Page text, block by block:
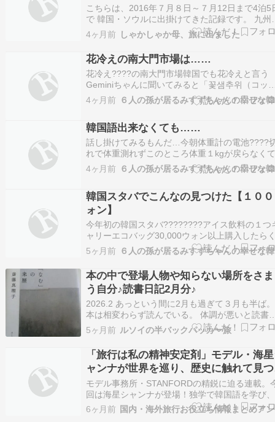
こちらは、2016年７月８日～７月12日まで4泊5
で 韓国・ソウルに出掛けてきた記録です。 九州
佐賀国際空港さまよりお声がけいただき、 佐賀
際空港を利用しての韓国旅でした。今となって
とても懐かしい旅記録ですが、何らかの参考に
ば嬉しいです❤… … … … … お昼を…
4ヶ月前 しゃかしゃか母、旅に出ました
花冷えの南大門市場は……
花冷え????の南大門市場韓国でも花冷えと言う
Geminiちゃんに聞いてみると「꽃샘추위（コッ
ムチュウィ）」**と言います。韓国語の単語を分
すると、ニュアンスがもっと分かりやすくなり
（「샘나다」の「샘」）• 추위（チ…
4ヶ月前
韓国語出来なくても……
話し掛けてみるもんだ…今朝体重計の電池????
れで体重測れずこのところ体重１kgが戻らなく
はり小麦粉は敵面ダイエットしたい人は花粉症
にも【小麦粉抜き】推すよ〰️( ,,ÒωÓ,, )ｵｽｯ体重
スチックケースで見にくい番号…
4ヶ月前
韓国スタバでこんなの見つけた【１０
ォン】
今年初の韓国スタバ????????アイス飲料の１つ
ャリーエコバッグ30,000ウォン以上購入したら
るらしい…ポスターなので布地なのかは不明ケ
美味しそう【いちご抹茶ケーキ】韓国語では柔
いいちご抹茶ケーキって書いて有る韓国スタバ
春????の物販品猫好きにはたまらない♡…
5ヶ月前
本の中で登場人物や知らない場所をさ
う自分♪読書日記2月分♪
2026.2 あっという間に2月も過ぎて３月も半ば。
本は相変わらず読んでいる。 体調が悪いと読書
が増える、あ、これ今の私ね。 なにしろ咳が止
らないの．．． 斎藤真理子 「なむ」の来歴 韓
で木のことを「ナム」と言う。 なむという言葉
彼女の中に住み なむに絡む追憶や韓国や…
5ヶ月前 ルソイの半バックパッカー旅
「旅行は私の精神安定剤」モデル・海
ャンナが世界を巡り、歴史に触れて見
た“今を生きる …
モデル事務所・STANFORDの精鋭に迫る連載。
回は海星シャンナが登場！独学で韓国語を学び
ら資金を貯めて留学したストイックな素顔とは？
Source: Googleアラート”旅行”
6ヶ月前